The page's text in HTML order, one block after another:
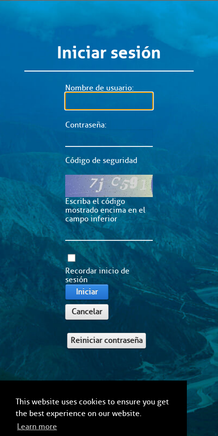
This website uses cookies to ensure you get
the best experience on our website.
Learn more
Iniciar sesión
Nombre de usuario:
Contraseña:
Código de seguridad
Escriba el código
mostrado encima en el
campo inferior
Recordar inicio de
sesión
Iniciar
Cancelar
Reiniciar contraseña